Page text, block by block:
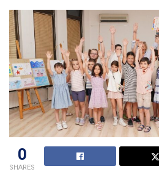
0
SHARES